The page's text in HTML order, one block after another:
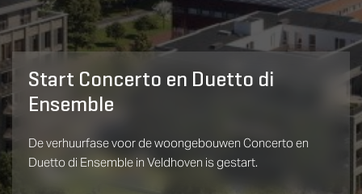
Start Concerto en Duetto di
Ensemble
De verhuurfase voor de woongebouwen Concerto en
Duetto di Ensemble in Veldhoven is gestart.